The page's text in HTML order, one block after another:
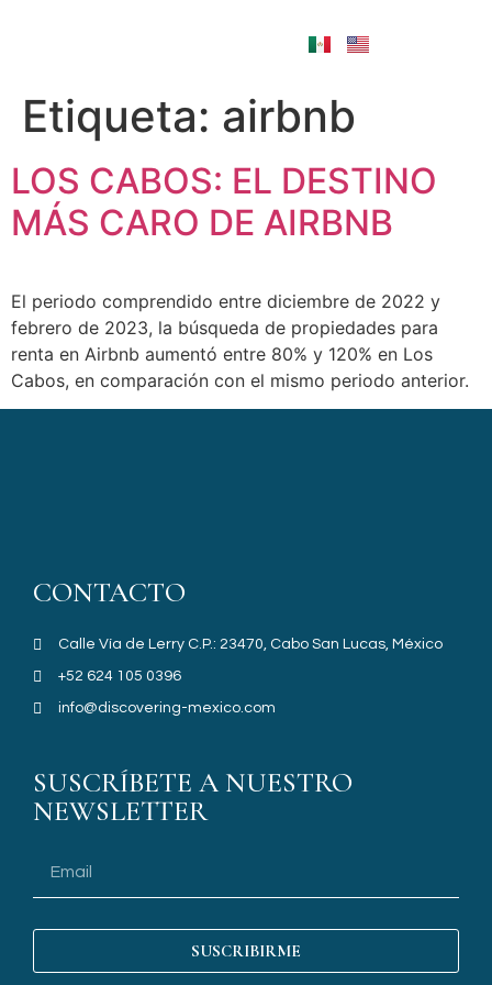
Etiqueta: airbnb
LOS CABOS: EL DESTINO
MÁS CARO DE AIRBNB
El periodo comprendido entre diciembre de 2022 y
febrero de 2023, la búsqueda de propiedades para
renta en Airbnb aumentó entre 80% y 120% en Los
Cabos, en comparación con el mismo periodo anterior.
CONTACTO
Calle Vía de Lerry C.P.: 23470, Cabo San Lucas, México
+52 624 105 0396
info@discovering-mexico.com
SUSCRÍBETE A NUESTRO
NEWSLETTER
SUSCRIBIRME